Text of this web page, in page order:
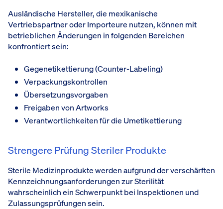
Ausländische Hersteller, die mexikanische
Vertriebspartner oder Importeure nutzen, können mit
betrieblichen Änderungen in folgenden Bereichen
konfrontiert sein:
Gegenetikettierung (Counter-Labeling)
Verpackungskontrollen
Übersetzungsvorgaben
Freigaben von Artworks
Verantwortlichkeiten für die Umetikettierung
Strengere Prüfung Steriler Produkte
Sterile Medizinprodukte werden aufgrund der verschärften
Kennzeichnungsanforderungen zur Sterilität
wahrscheinlich ein Schwerpunkt bei Inspektionen und
Zulassungsprüfungen sein.